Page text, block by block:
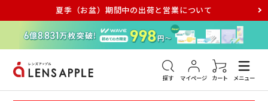
夏季（お盆）期間中の出荷と営業について
探す マイページ カート メニュー
アキュビュー メダリスト メガネ